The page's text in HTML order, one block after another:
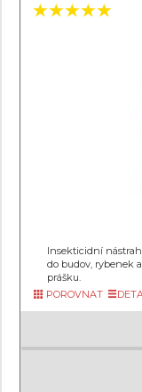
Insekticidní
do budov, rybenek
prášku.
POROVNAT